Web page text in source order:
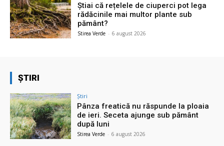
Știai că rețelele de ciuperci pot lega
rădăcinile mai multor plante sub
pământ?
Stirea Verde - 6 august 2026
ȘTIRI
Știri
Pânza freatică nu răspunde la ploaia
de ieri. Seceta ajunge sub pământ
după luni
Stirea Verde - 6 august 2026